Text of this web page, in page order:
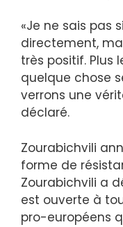
«Je ne sais pas
directement,
très positif. Plus
quelque chose
verrons une
déclaré.
Zourabichvili
forme de
Zourabichvili a
est ouverte à
pro-européens